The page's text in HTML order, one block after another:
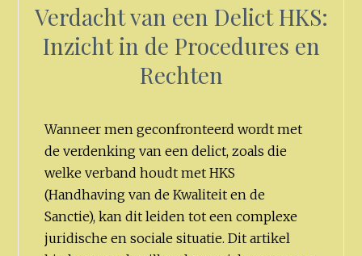
Verdacht van een Delict HKS:
Inzicht in de Procedures en
Rechten
Wanneer men geconfronteerd wordt met
de verdenking van een delict, zoals die
welke verband houdt met HKS
(Handhaving van de Kwaliteit en de
Sanctie), kan dit leiden tot een complexe
juridische en sociale situatie. Dit artikel